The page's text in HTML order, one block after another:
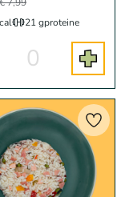
21 gproteine
0